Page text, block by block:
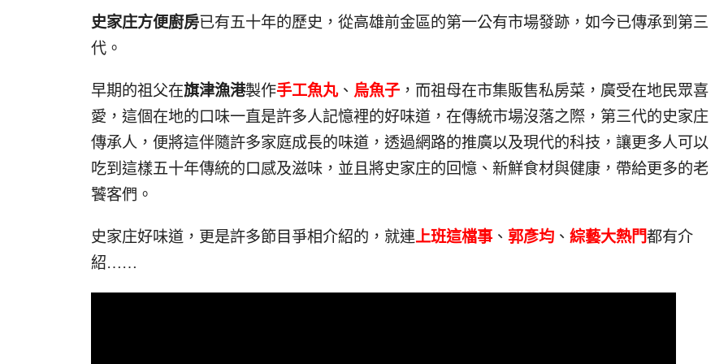
史家庄方便廚房已有五十年的歷史，從高雄前金區的第一公有市場發跡，如今已傳承到第三
代。
早期的祖父在旗津漁港製作手工魚丸、 烏魚子 ，而祖母在市集販售私房菜，廣受在地民眾喜
愛，這個在地的口味一直是許多人記憶裡的好味道，在傳統市場沒落之際，第三代的史家庄
傳承人，便將這伴隨許多家庭成長的味道，透過網路的推廣以及現代的科技，讓更多人可以
吃到這樣五十年傳統的口感及滋味，並且將史家庄的回憶、新鮮食材與健康，帶給更多的老
饕客們。
史家庄好味道，更是許多節目爭相介紹的，就連上班這檔事 、 郭彥均 、 綜藝大熱門都有介
紹……